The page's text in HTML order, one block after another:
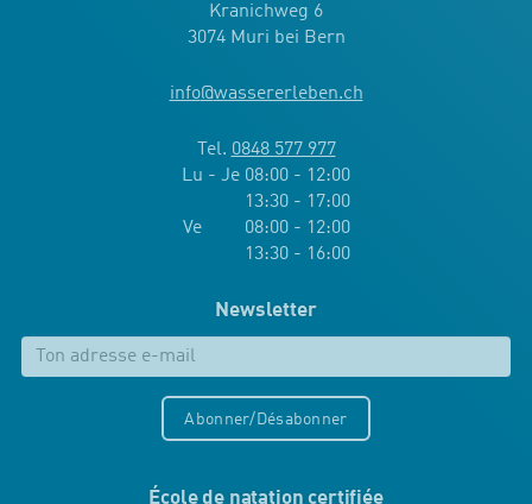
Kranichweg 6
3074 Muri bei Bern
info@wassererleben.ch
Tel. 0848 577 977
Lu - Je 08:00 - 12:00
13:30 - 17:00
Ve 08:00 - 12:00
13:30 - 16:00
Newsletter
Abonner/Désabonner
École de natation certifiée